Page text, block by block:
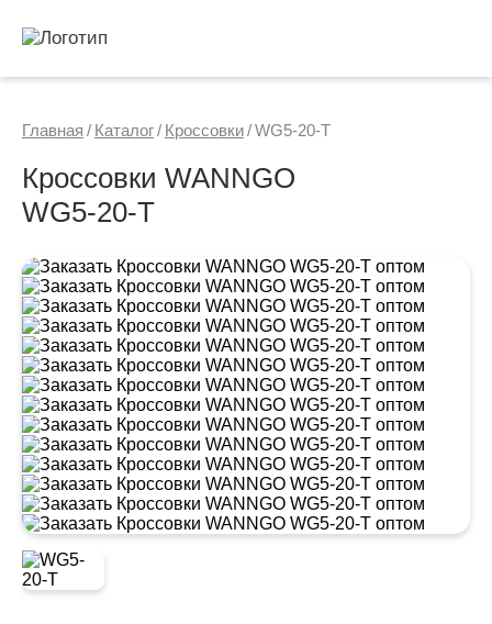
Главная / Каталог/ Кроссовки/WG5-20-T
Кроссовки WANNGO
WG5‑20‑T